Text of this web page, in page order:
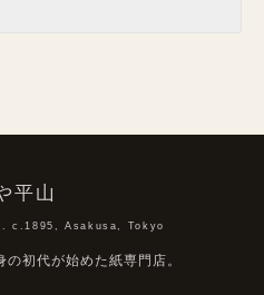
平山
c.1895, Asakusa, Tokyo
初代が始めた紙専門店。